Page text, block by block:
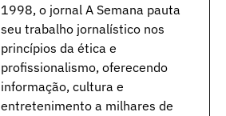
1998, o jornal A Semana pauta
seu trabalho jornalístico nos
princípios da ética e
profissionalismo, oferecendo
informação, cultura e
entretenimento a milhares de